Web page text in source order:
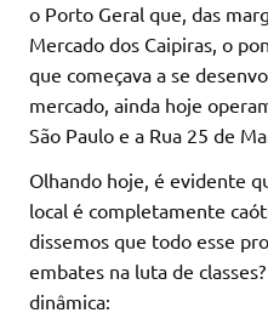
o Porto Geral que, das
Mercado dos Caipiras, o
que começava a se
mercado, ainda hoje
São Paulo e a Rua 25 de
Olhando hoje, é evidente
local é completamente
dissemos que todo esse
embates na luta de
dinâmica: